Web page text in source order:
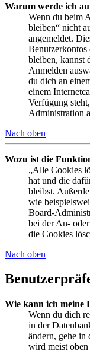
Warum werde ich
Wenn du beim
bleiben“ nicht
angemeldet.
Benutzerkontos
bleiben, kannst
Anmelden
du dich an
einem
Verfügung
Administration
Nach oben
Wozu ist die
„Alle Cookies
hat und die
bleibst.
wie
Board-
bei der An-
die Cookies
Nach oben
Wie kann ich meine
Wenn du dich
in der
ändern, gehe in
wird meist oben